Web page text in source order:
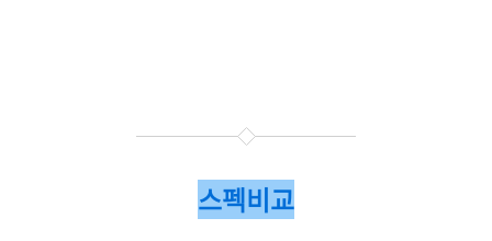
스펙비교